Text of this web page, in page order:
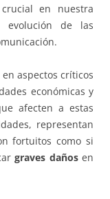
en nuestra
evolución de las
aspectos críticos
económicas y
afecten a estas
representan
fortuitos como si
graves dañosen